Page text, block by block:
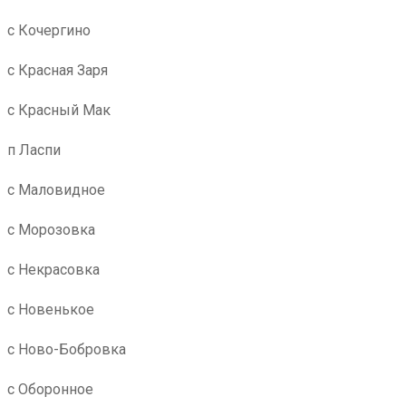
с Кочергино
с Красная Заря
с Красный Мак
п Ласпи
с Маловидное
с Морозовка
с Некрасовка
с Новенькое
с Ново-Бобровка
с Оборонное